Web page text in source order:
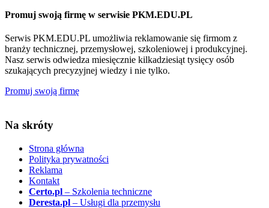
Promuj swoją firmę w serwisie PKM.EDU.PL
Serwis PKM.EDU.PL umożliwia reklamowanie się firmom z
branży technicznej, przemysłowej, szkoleniowej i produkcyjnej.
Nasz serwis odwiedza miesięcznie kilkadziesiąt tysięcy osób
szukających precyzyjnej wiedzy i nie tylko.
Promuj swoją firmę
Na skróty
Strona główna
Polityka prywatności
Reklama
Kontakt
Certo.pl – Szkolenia techniczne
Deresta.pl – Usługi dla przemysłu